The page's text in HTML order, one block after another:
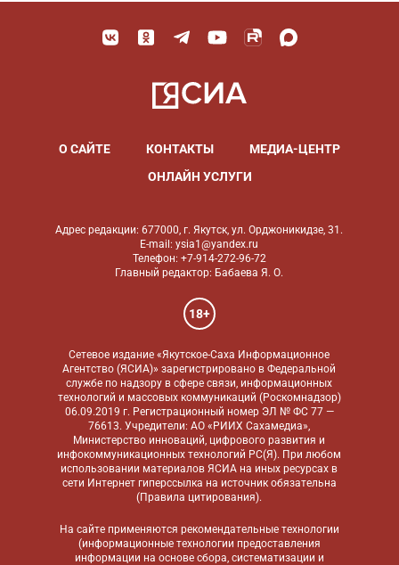
О САЙТЕ КОНТАКТЫ
МЕДИА-ЦЕНТР
ОНЛАЙН УСЛУГИ
Адрес редакции: 677000, г. Якутск, ул. Орджоникидзе, 31.
E-mail: ysia1@yandex.ru
Телефон: +7-914-272-96-72
Главный редактор: Бабаева Я. О.
18+
Сетевое издание «Якутское-Саха Информационное
Агентство (ЯСИА)» зарегистрировано в Федеральной
службе по надзору в сфере связи, информационных
технологий и массовых коммуникаций (Роскомнадзор)
06.09.2019 г. Регистрационный номер ЭЛ № ФС 77 —
76613. Учредители: АО «РИИХ Сахамедиа»,
Министерство инноваций, цифрового развития и
инфокоммуникационных технологий РС(Я). При любом
использовании материалов ЯСИА на иных ресурсах в
сети Интернет гиперссылка на источник обязательна
(Правила цитирования).
На сайте применяются рекомендательные технологии
(информационные технологии предоставления
информации на основе сбора, систематизации и